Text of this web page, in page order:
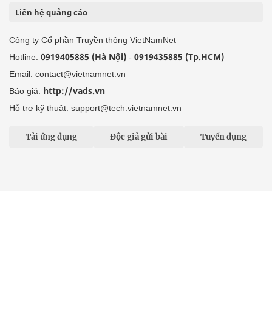
Liên hệ quảng cáo
Công ty Cổ phần Truyền thông VietNamNet
Hotline: 0919405885 (Hà Nội) - 0919435885 (Tp.HCM)
Email: contact@vietnamnet.vn
Báo giá: http://vads.vn
Hỗ trợ kỹ thuật: support@tech.vietnamnet.vn
Tải ứng dụng Độc giả gửi bài Tuyển dụng